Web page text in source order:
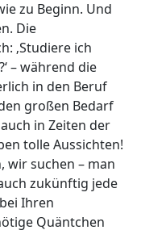
zu Beginn. Und
Die
‚Studiere ich
– während die
in den Beruf
großen Bedarf
in Zeiten der
tolle Aussichten!
wir suchen – man
zukünftig jede
Ihren
Quäntchen